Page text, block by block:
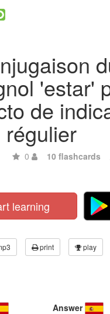
'estar'
de
0 10 flashcards
learning
print play
Answer